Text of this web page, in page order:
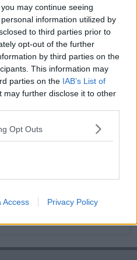
may continue seeing
information utilized by
to third parties prior to
opt-out of the further
by third parties on the
This information may
parties on the IAB’s List of
may further disclose it to other
Opt Outs
Access Privacy Policy
perturbazione in arrivo
identikit dei
18 posti disponibili
per la domenica di tempesta
l'allerta in Toscana
fiume, ecco la graduatoria